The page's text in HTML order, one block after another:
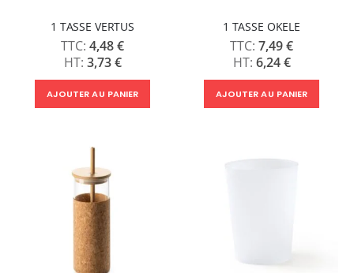
1 TASSE VERTUS
4,48 €
3,73 €
AJOUTER AU PANIER
1 TASSE OKELE
7,49 €
6,24 €
AJOUTER AU PANIER